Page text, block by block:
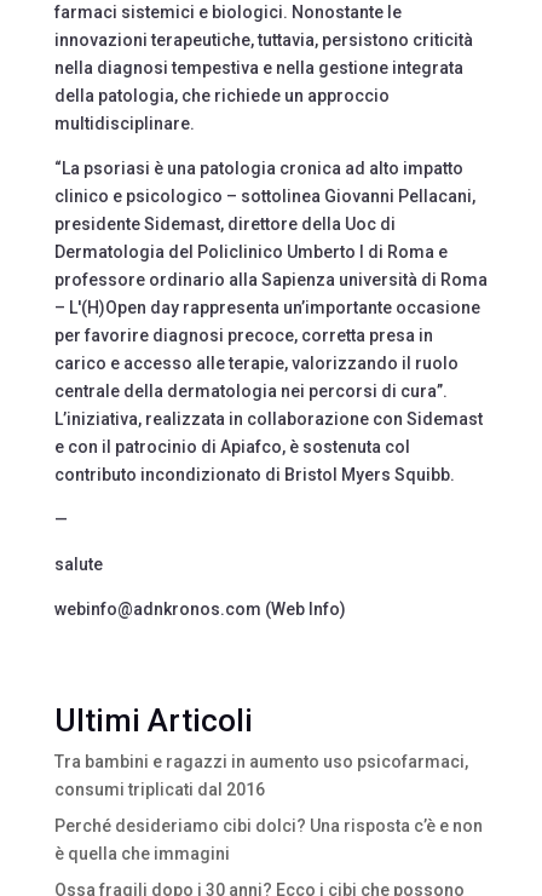
farmaci sistemici e biologici. Nonostante le
innovazioni terapeutiche, tuttavia, persistono criticità
nella diagnosi tempestiva e nella gestione integrata
della patologia, che richiede un approccio
multidisciplinare.
“La psoriasi è una patologia cronica ad alto impatto
clinico e psicologico – sottolinea Giovanni Pellacani,
presidente Sidemast, direttore della Uoc di
Dermatologia del Policlinico Umberto I di Roma e
professore ordinario alla Sapienza università di Roma
– L'(H)Open day rappresenta un’importante occasione
per favorire diagnosi precoce, corretta presa in
carico e accesso alle terapie, valorizzando il ruolo
centrale della dermatologia nei percorsi di cura”.
L’iniziativa, realizzata in collaborazione con Sidemast
e con il patrocinio di Apiafco, è sostenuta col
contributo incondizionato di Bristol Myers Squibb.
—
salute
webinfo@adnkronos.com (Web Info)
Ultimi Articoli
Tra bambini e ragazzi in aumento uso psicofarmaci,
consumi triplicati dal 2016
Perché desideriamo cibi dolci? Una risposta c’è e non
è quella che immagini
Ossa fragili dopo i 30 anni? Ecco i cibi che possono